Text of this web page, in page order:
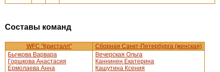
Составы команд
WFC "Кристалл"
Сборная Санкт-Петербурга (женская)
Бычкова Варвара
Горшкова Анастасия
Ермолаева Анна
Вечерская Ольга
Каннинен Екатерина
Кашутина Ксения